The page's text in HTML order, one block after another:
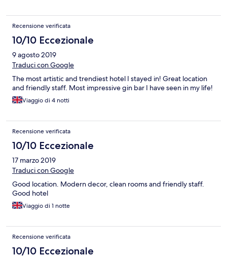
Recensione verificata
10/10 Eccezionale
9 agosto 2019
Traduci con Google
The most artistic and trendiest hotel I stayed in! Great location
and friendly staff. Most impressive gin bar I have seen in my life!
Viaggio di 4 notti
Recensione verificata
10/10 Eccezionale
17 marzo 2019
Traduci con Google
Good location. Modern decor, clean rooms and friendly staff.
Good hotel
Viaggio di 1 notte
Recensione verificata
10/10 Eccezionale